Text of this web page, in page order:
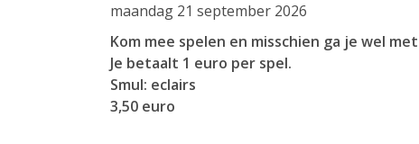
maandag 21 september 2026
Kom mee spelen en misschien ga je wel
Je betaalt 1 euro per spel.
Smul: eclairs
3,50 euro